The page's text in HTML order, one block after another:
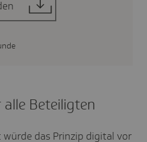
Beteiligten
das Prinzip digital vor